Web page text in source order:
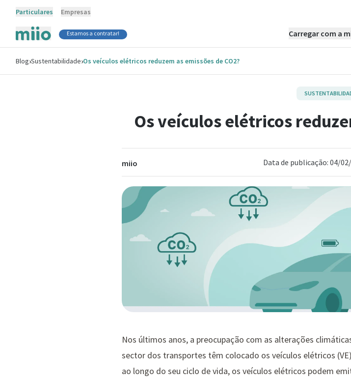
Particulares Empresas
Estamos a contratar! Carregar com a
Blog›Sustentabilidade›Os veículos elétricos reduzem as emissões de CO2?
Os veículos elétricos
miio Data de publicação: 04/
Nos últimos anos, a preocupação com as alterações
sector dos transportes têm colocado os veículos elétricos
ao longo do seu ciclo de vida, os veículos elétricos podem